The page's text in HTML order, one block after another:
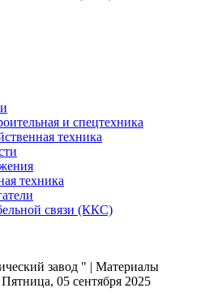
и спецтехника
техника
техника
связи (ККС)
завод " | Материалы
05 сентября 2025